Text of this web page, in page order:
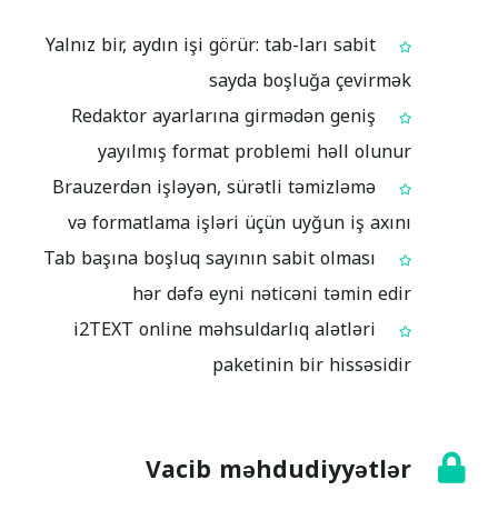
Yalnız bir, aydın işi görür: tab-ları sabit
sayda boşluğa çevirmək
Redaktor ayarlarına girmədən geniş
yayılmış format problemi həll olunur
Brauzerdən işləyən, sürətli təmizləmə
və formatlama işləri üçün uyğun iş axını
Tab başına boşluq sayının sabit olması
hər dəfə eyni nəticəni təmin edir
i2TEXT online məhsuldarlıq alətləri
paketinin bir hissəsidir
Vacib məhdudiyyətlər